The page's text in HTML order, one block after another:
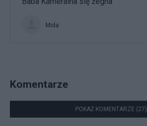
Mida
Komentarze
POKAŻ KOMENTARZE (27)